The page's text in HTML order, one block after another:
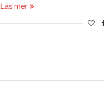
Läs mer